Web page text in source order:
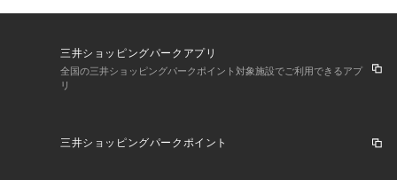
三井ショッピングパークアプリ
全国の三井ショッピングパークポイント対象施設でご利用できるアプ
リ
三井ショッピングパークポイント